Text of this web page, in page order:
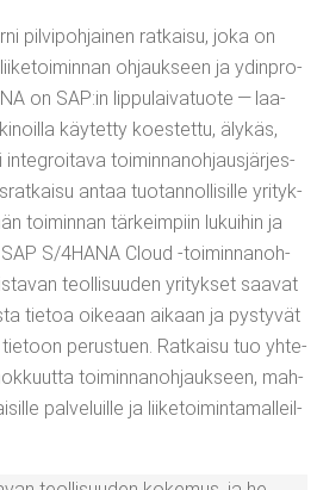
pil­vi­poh­jai­nen rat­kai­su, joka on
ohjauk­seen ja ydin­pro­
on SAP:in lip­pu­lai­va­tuo­te — laa­
käy­tet­ty koes­tet­tu, äly­käs,
integroi­ta­va toi­min­na­noh­jaus­jär­jes­
antaa tuo­tan­nol­li­sil­le yri­tyk­
toi­min­nan tär­keim­piin lukui­hin ja
S/4HANA Cloud ‑toi­min­na­noh­
teol­li­suu­den yri­tyk­set saa­vat
tie­toa oike­aan aikaan ja pys­ty­vät
perus­tuen. Rat­kai­su tuo yhte­
toi­min­na­noh­jauk­seen, mah­
pal­ve­luil­le ja lii­ke­toi­min­ta­mal­leil­